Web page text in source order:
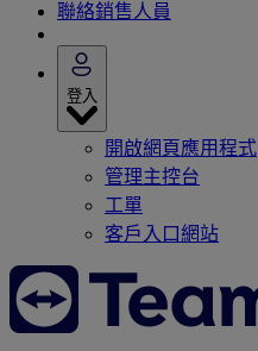
聯絡銷售人員
登入
開啟網頁應用程式
管理主控台
工單
客戶入口網站